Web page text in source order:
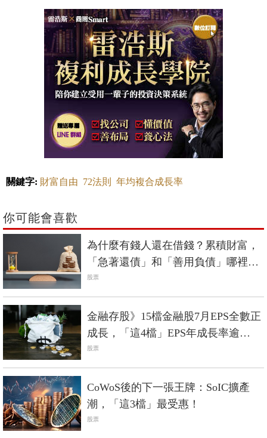
關鍵字: 財富自由 72法則 年均複合成長率
你可能會喜歡
為什麼有錢人還在借錢？累積財富，
「急著還債」和「善用負債」哪裡不
一樣？
股票
金融存股》15檔金融股7月EPS全數正
成長，「這4檔」EPS年成長率逾
100%
股票
CoWoS後的下一張王牌：SoIC擴產
潮，「這3檔」最受惠！
股票